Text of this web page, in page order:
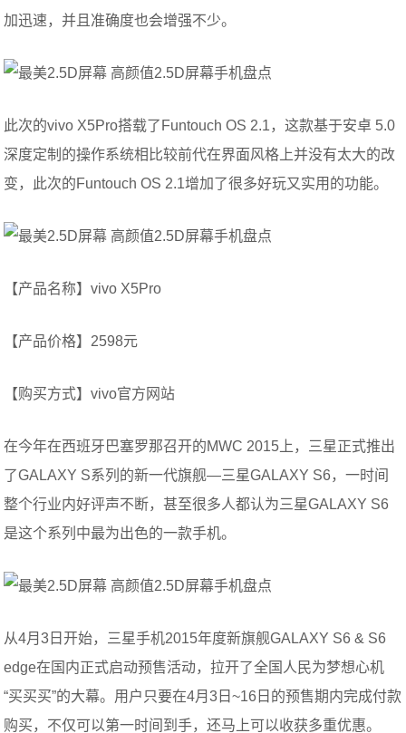
加迅速，并且准确度也会增强不少。
此次的vivo X5Pro搭载了Funtouch OS 2.1，这款基于安卓 5.0
深度定制的操作系统相比较前代在界面风格上并没有太大的改
变，此次的Funtouch OS 2.1增加了很多好玩又实用的功能。
【产品名称】vivo X5Pro
【产品价格】2598元
【购买方式】vivo官方网站
在今年在西班牙巴塞罗那召开的MWC 2015上，三星正式推出
了GALAXY S系列的新一代旗舰—三星GALAXY S6，一时间
整个行业内好评声不断，甚至很多人都认为三星GALAXY S6
是这个系列中最为出色的一款手机。
从4月3日开始，三星手机2015年度新旗舰GALAXY S6 & S6
edge在国内正式启动预售活动，拉开了全国人民为梦想心机
“买买买”的大幕。用户只要在4月3日~16日的预售期内完成付款
购买，不仅可以第一时间到手，还马上可以收获多重优惠。